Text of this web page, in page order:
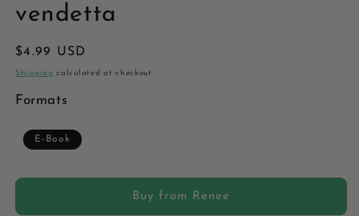
vendetta
Regular
price
$4.99 USD
Shipping calculated at checkout.
Formats
E-Book
Buy from Renee